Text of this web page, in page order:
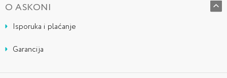
O ASKONI
Isporuka i plaćanje
Garancija